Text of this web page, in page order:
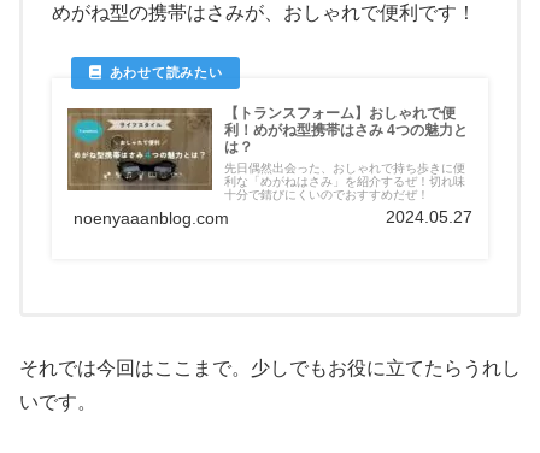
めがね型の携帯はさみが、おしゃれで便利です！
【トランスフォーム】おしゃれで便
利！めがね型携帯はさみ 4つの魅力と
は？
先日偶然出会った、おしゃれで持ち歩きに便
利な「めがねはさみ」を紹介するぜ！切れ味
十分で錆びにくいのでおすすめだぜ！
noenyaaanblog.com 2024.05.27
それでは今回はここまで。少しでもお役に立てたらうれし
いです。